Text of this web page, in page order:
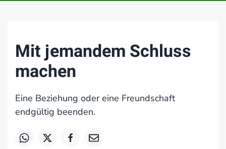
Mit jemandem Schluss
machen
Eine Beziehung oder eine Freundschaft
endgültig beenden.